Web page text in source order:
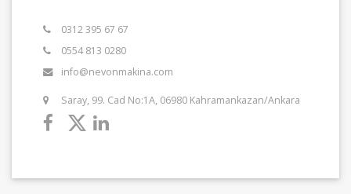
0312 395 67 67
0554 813 0280
info@nevonmakina.com
Saray, 99. Cad No:1A, 06980 Kahramankazan/Ankara